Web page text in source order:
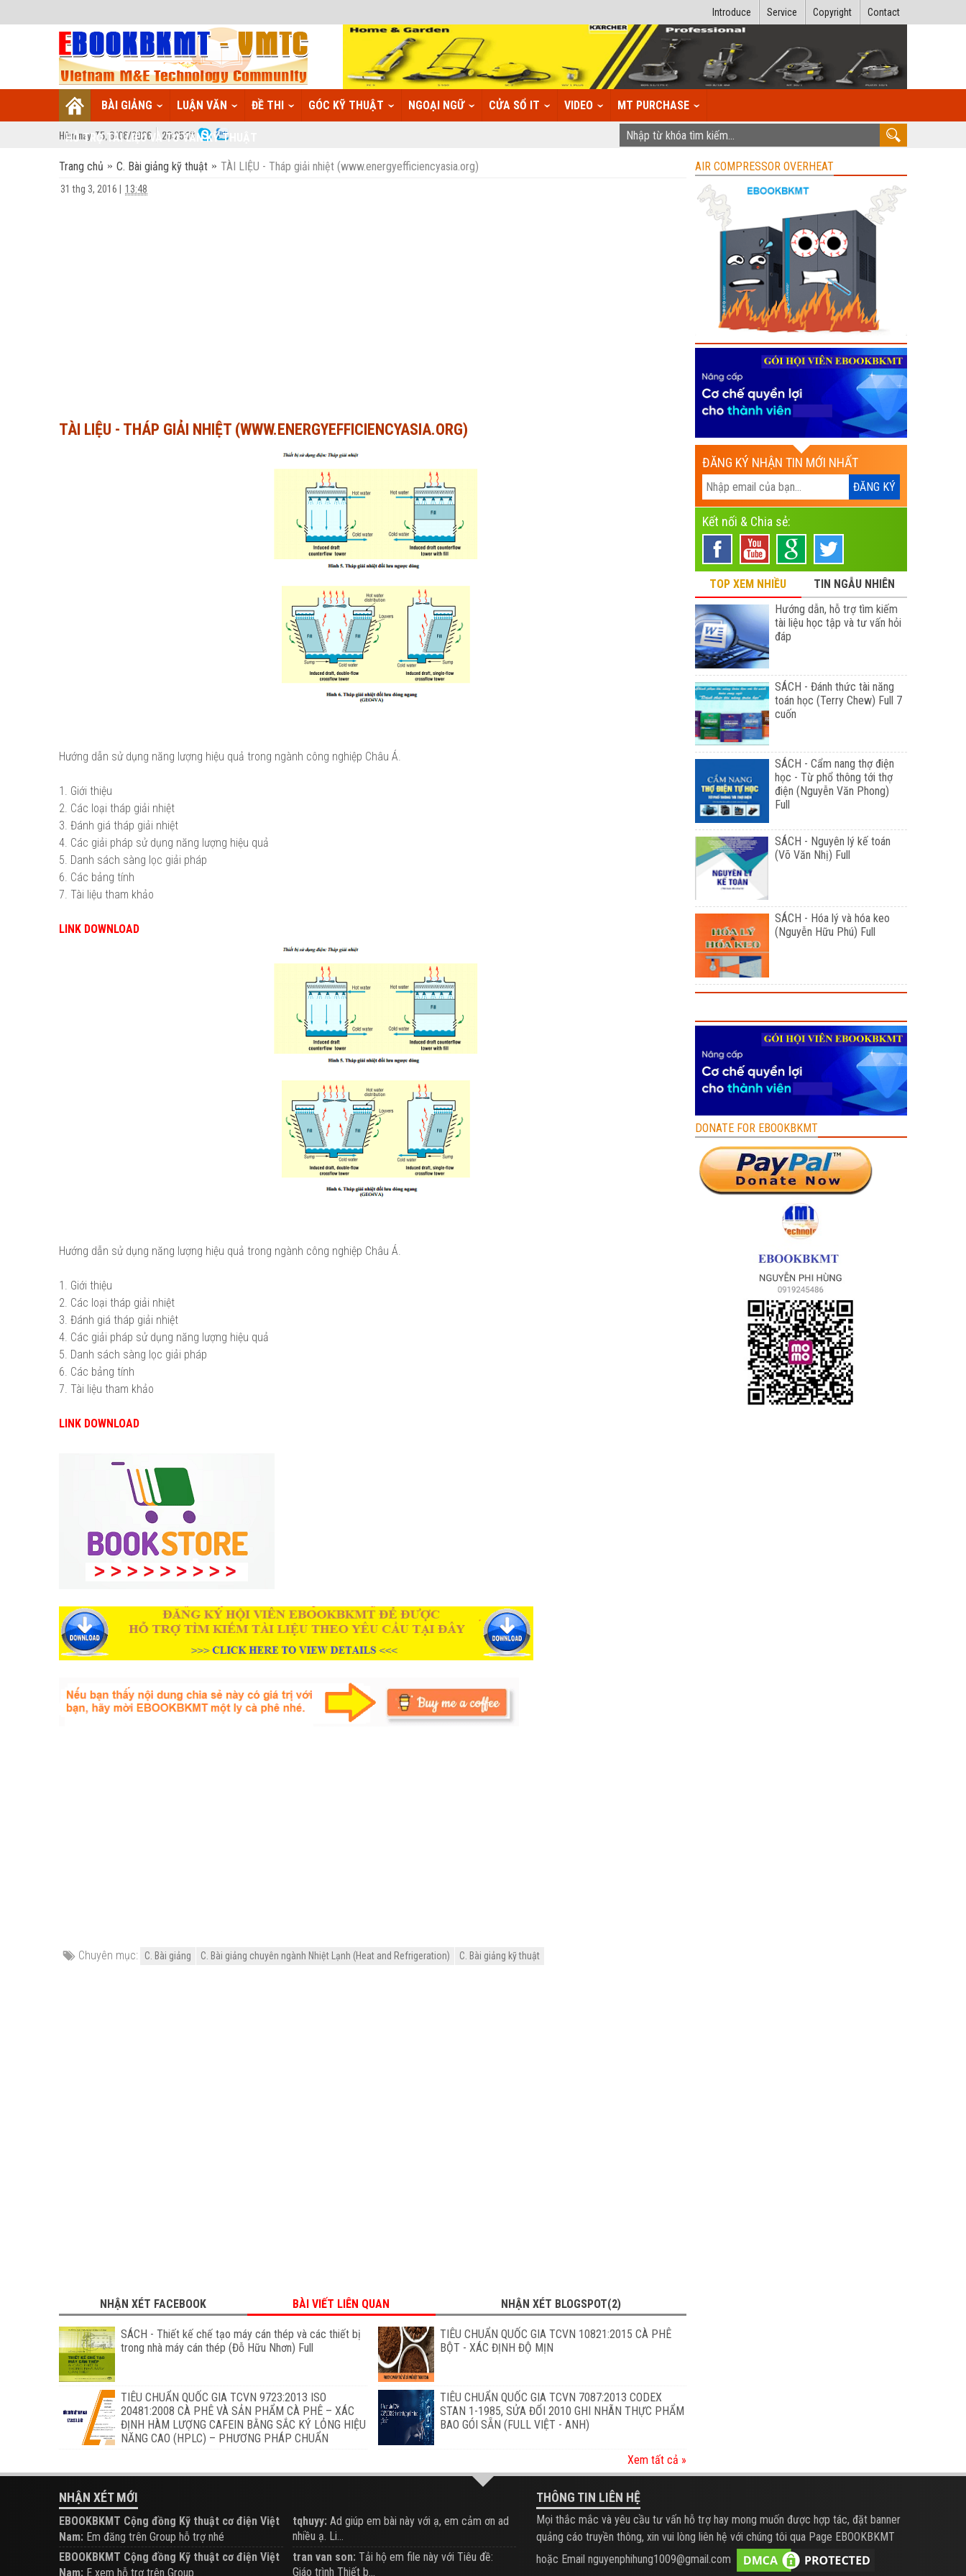
Contact
Copyright
Service
Introduce
BÀI GIẢNG LUẬN VĂN ĐỀ THI GÓC KỸ THUẬT NGOẠI NGỮ CỬA SỔ IT VIDEO MT PURCHASE
HỖ TRỢ TÀI LIỆU VÀ TƯ VẤN KỸ THUẬT
Hôm nay: T5, 6/08/2026 20:25:19
Trang chủ C. Bài giảng kỹ thuật TÀI LIỆU - Tháp giải nhiệt (www.energyefficiencyasia.org)
31 thg 3, 2016 13:48
TÀI LIỆU - THÁP GIẢI NHIỆT (WWW.ENERGYEFFICIENCYASIA.ORG)
Hướng dẫn sử dụng năng lượng hiệu quả trong ngành công nghiệp Châu Á.
1. Giới thiệu
2. Các loại tháp giải nhiệt
3. Đánh giá tháp giải nhiệt
4. Các giải pháp sử dụng năng lượng hiệu quả
5. Danh sách sàng lọc giải pháp
6. Các bảng tính
7. Tài liệu tham khảo
LINK DOWNLOAD
Hướng dẫn sử dụng năng lượng hiệu quả trong ngành công nghiệp Châu Á.
1. Giới thiệu
2. Các loại tháp giải nhiệt
3. Đánh giá tháp giải nhiệt
4. Các giải pháp sử dụng năng lượng hiệu quả
5. Danh sách sàng lọc giải pháp
6. Các bảng tính
7. Tài liệu tham khảo
LINK DOWNLOAD
Chuyên mục: C. Bài giảng C. Bài giảng chuyên ngành Nhiệt Lạnh (Heat and Refrigeration) C. Bài giảng kỹ thuật
NHẬN XÉT FACEBOOK BÀI VIẾT LIÊN QUAN NHẬN XÉT BLOGSPOT(2)
SÁCH - Thiết kế chế tạo máy cán thép và các thiết bị
trong nhà máy cán thép (Đỗ Hữu Nhơn) Full
TIÊU CHUẨN QUỐC GIA TCVN 10821:2015 CÀ PHÊ
BỘT - XÁC ĐỊNH ĐỘ MỊN
TIÊU CHUẨN QUỐC GIA TCVN 9723:2013 ISO
20481:2008 CÀ PHÊ VÀ SẢN PHẨM CÀ PHÊ – XÁC
ĐỊNH HÀM LƯỢNG CAFEIN BẰNG SẮC KÝ LỎNG HIỆU
NĂNG CAO (HPLC) – PHƯƠNG PHÁP CHUẨN
TIÊU CHUẨN QUỐC GIA TCVN 7087:2013 CODEX
STAN 1-1985, SỬA ĐỔI 2010 GHI NHÃN THỰC PHẨM
BAO GÓI SẴN (FULL VIỆT - ANH)
Xem tất cả »
AIR COMPRESSOR OVERHEAT
ĐĂNG KÝ NHẬN TIN MỚI NHẤT
Kết nối & Chia sẻ:
TOP XEM NHIỀU
TIN NGẪU NHIÊN
Hướng dẫn, hỗ trợ tìm kiếm
tài liệu học tập và tư vấn hỏi
đáp
SÁCH - Đánh thức tài năng
toán học (Terry Chew) Full 7
cuốn
SÁCH - Cẩm nang thợ điện
học - Từ phổ thông tới thợ
điện (Nguyễn Văn Phong)
Full
SÁCH - Nguyên lý kế toán
(Võ Văn Nhị) Full
SÁCH - Hóa lý và hóa keo
(Nguyễn Hữu Phú) Full
DONATE FOR EBOOKBKMT
NHẬN XÉT MỚI
EBOOKBKMT Cộng đồng Kỹ thuật cơ điện Việt
Nam: Em đăng trên Group hỗ trợ nhé
tqhuyy: Ad giúp em bài này với ạ, em cảm ơn ad
nhiều ạ. Li...
EBOOKBKMT Cộng đồng Kỹ thuật cơ điện Việt
Nam: E xem hỗ trợ trên Group
tran van son: Tải hộ em file này với Tiêu đề:
Giáo trình Thiết b...
THÔNG TIN LIÊN HỆ
Mọi thắc mắc và yêu cầu tư vấn hỗ trợ hay mong muốn được hợp tác, đặt banner
quảng cáo truyền thông, xin vui lòng liên hệ với chúng tôi qua Page EBOOKBKMT
hoặc Email nguyenphihung1009@gmail.com